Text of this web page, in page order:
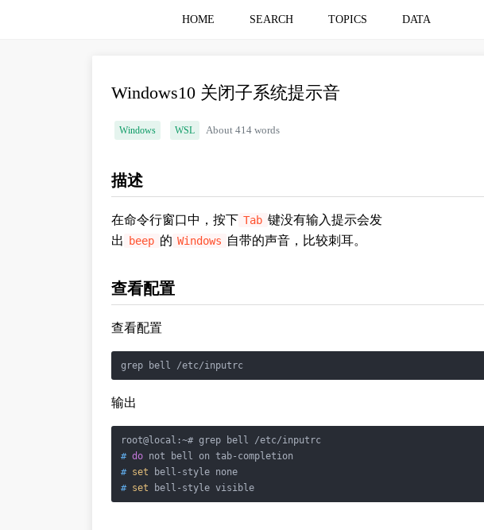
HOME SEARCH TOPICS DATA
Windows10 关闭子系统提示音
Windows WSL About 414 words
描述
在命令行窗口中，按下 Tab 键没有输入提示会发
出
beep 的 Windows 自带的声音，比较刺耳。
查看配置
查看配置
grep bell /etc/inputrc
输出
# do not bell on tab-completion
# set bell-style none
# set bell-style visible